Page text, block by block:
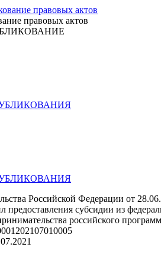
правовых актов
Российской Федерации от
субсидии из
российского